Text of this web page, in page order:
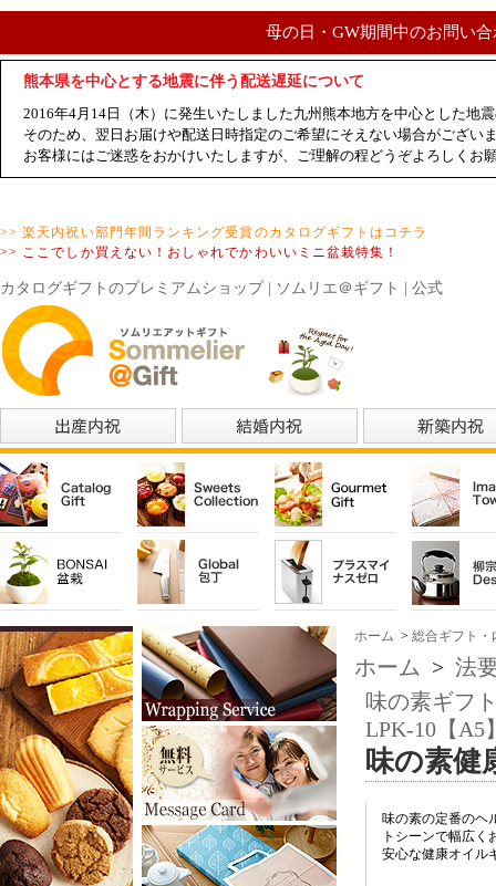
母の日・GW期間中のお問い
熊本県を中心とする地震に伴う配送遅延について
2016年4月14日（木）に発生いたしました九州熊本地方を中心とした地
そのため、翌日お届けや配送日時指定のご希望にそえない場合がござい
お客様にはご迷惑をおかけいたしますが、ご理解の程どうぞよろしくお
>> 楽天内祝い部門年間ランキング受賞のカタログギフトはコチラ
>> ここでしか買えない！おしゃれでかわいいミニ盆栽特集！
カタログギフトのプレミアムショップ | ソムリエ＠ギフト | 公式
ホーム > 総合ギフト・
ホーム > 法
味の素ギフ
LPK-10【A5
味の素健
味の素の定番のヘ
トシーンで幅広
安心な健康オイル